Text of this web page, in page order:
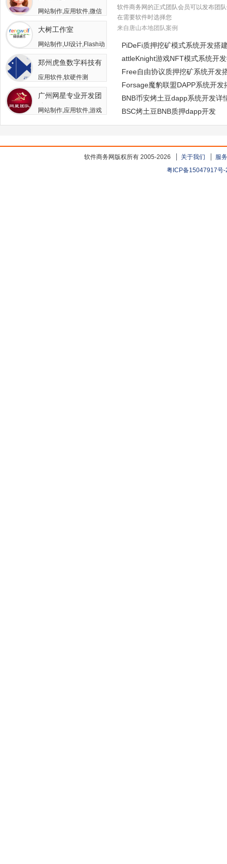
网站制作,应用软件,微信
开发,游戏开发,APP开发,
软件二次开发
大树工作室
网站制作,UI设计,Flash动
画,游戏开发,APP开发,广
告包装设计
郑州虎鱼数字科技有
限公司
应用软件,软硬件测
试,APP开发,人员外包,其
他开发与服务
广州网星专业开发团
队
网站制作,应用软件,游戏
软件商务网的正式团队会员可以发布团
在需要软件时选择您
来自唐山本地团队案例
PiDeFi质押挖矿模式系统开发搭
attleKnight游戏NFT模式系统开
Free自由协议质押挖矿系统开发
Forsage魔豹联盟DAPP系统开发
BNB币安烤土豆dapp系统开发详
BSC烤土豆BNB质押dapp开发
软件商务网版权所有 2005-2026 关于我们
服
粤ICP备15047917号-